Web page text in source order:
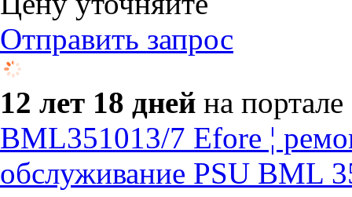
Отправить запрос
12 лет 18 дней на портале
BML351013/7 Efore ¦
обслуживание PSU BML